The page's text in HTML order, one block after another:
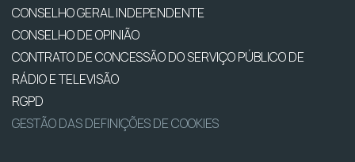
CONSELHO GERAL INDEPENDENTE
CONSELHO DE OPINIÃO
CONTRATO DE CONCESSÃO DO SERVIÇO PÚBLICO DE
RÁDIO E TELEVISÃO
RGPD
GESTÃO DAS DEFINIÇÕES DE COOKIES